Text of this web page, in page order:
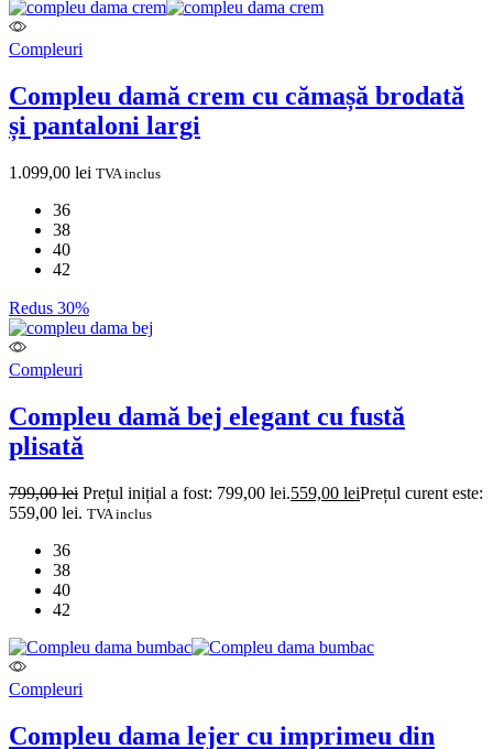
Compleuri
Compleu damă crem cu cămașă brodată
și pantaloni largi
1.099,00 lei TVA inclus
36
38
40
42
Redus 30%
Compleuri
Compleu damă bej elegant cu fustă
plisată
799,00lei Prețul inițial a fost: 799,00 lei.559,00 leiPrețul curent este:
559,00 lei. TVA inclus
36
38
40
42
Compleuri
Compleu dama lejer cu imprimeu din